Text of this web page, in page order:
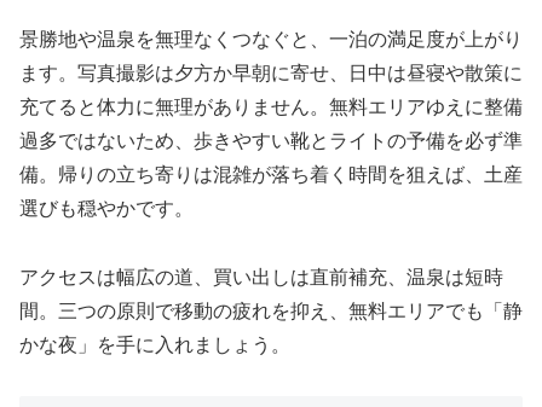
景勝地や温泉を無理なくつなぐと、一泊の満足度が上がり
ます。写真撮影は夕方か早朝に寄せ、日中は昼寝や散策に
充てると体力に無理がありません。無料エリアゆえに整備
過多ではないため、歩きやすい靴とライトの予備を必ず準
備。帰りの立ち寄りは混雑が落ち着く時間を狙えば、土産
選びも穏やかです。
アクセスは幅広の道、買い出しは直前補充、温泉は短時
間。三つの原則で移動の疲れを抑え、無料エリアでも「静
かな夜」を手に入れましょう。